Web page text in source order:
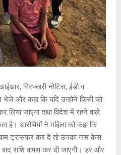
गिरफ्तारी नोटिस, ईडी व
और कहा कि यदि उन्होंने किसी को
लिया जाएगा तथा विदेश में रहने वाले
आरोपियों ने महिला को कहा कि
ट्रांसफर कर दें तो उनका नाम केस
राशि वापस कर दी जाएगी। डर और